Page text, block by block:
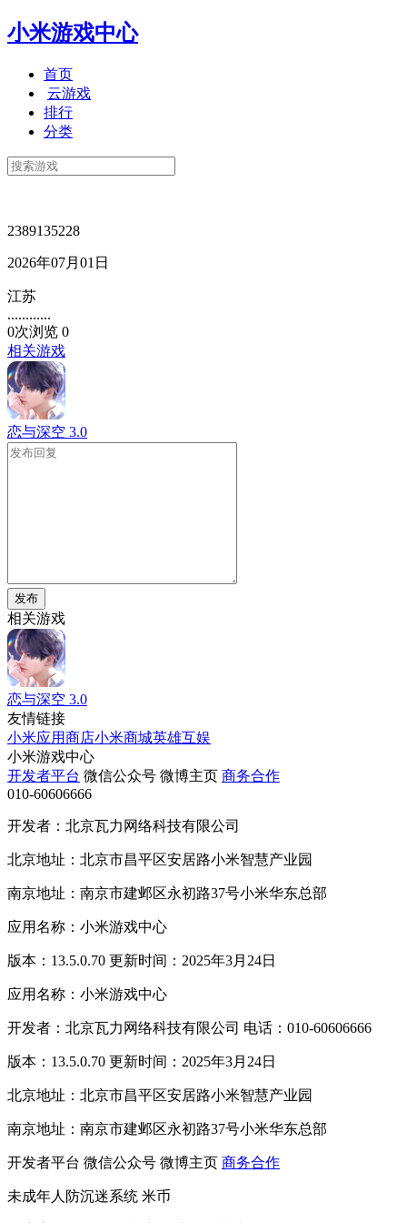
小米游戏中心
首页
云游戏
排行
分类
2389135228
2026年07月01日
江苏
............
0次浏览 0
相关游戏
恋与深空 3.0
发布
相关游戏
恋与深空 3.0
友情链接
小米应用商店小米商城英雄互娱
小米游戏中心
开发者平台 微信公众号 微博主页 商务合作
010-60606666
开发者：北京瓦力网络科技有限公司
北京地址：北京市昌平区安居路小米智慧产业园
南京地址：南京市建邺区永初路37号小米华东总部
应用名称：小米游戏中心
版本：13.5.0.70 更新时间：2025年3月24日
应用名称：小米游戏中心
开发者：北京瓦力网络科技有限公司 电话：010-60606666
版本：13.5.0.70 更新时间：2025年3月24日
北京地址：北京市昌平区安居路小米智慧产业园
南京地址：南京市建邺区永初路37号小米华东总部
开发者平台 微信公众号 微博主页 商务合作
未成年人防沉迷系统 米币